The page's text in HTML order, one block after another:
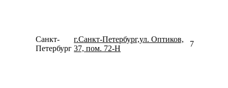
Санкт-
Петербург
г.Санкт-Петербург,ул. Оптиков,
37, пом. 72-Н